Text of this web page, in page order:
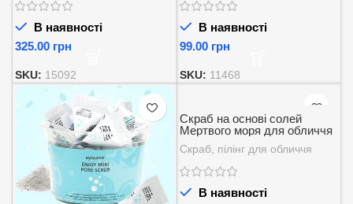
В наявності
грн
SKU: 15092
В наявності
грн
SKU: 11468
Скраб на основі солей
Мертвого моря для обличчя
проти старіння +
відновлення шкіри DEAD
SEA minerals facial shower
scrub
Скраб, пілінг для обличчя
В наявності